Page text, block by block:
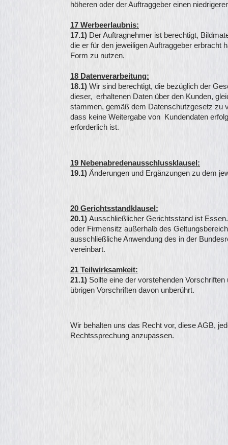
höheren oder der Auftraggeber einen
17 Werbeerlaubnis:
17.1) Der Auftragnehmer ist berechtigt,
die er für den jeweiligen Auftraggeber erbracht
Form zu nutzen.
18 Datenverarbeitung:
18.1) Wir sind berechtigt, die bezüglich der
dieser, erhaltenen Daten über den Kunden,
stammen, gemäß dem Datenschutzgesetz zu
dass keine Weitergabe von Kundendaten
erforderlich ist.
19 Nebenabredenausschlussklausel:
19.1) Änderungen und Ergänzungen zu dem
20 Gerichtsstandklausel:
20.1) Ausschließlicher Gerichtsstand ist
oder Firmensitz außerhalb des
ausschließliche Anwendung des in der
vereinbart.
21 Teilwirksamkeit:
21.1) Sollte eine der vorstehenden
übrigen Vorschriften davon unberührt.
Wir behalten uns das Recht vor, diese AGB,
Rechtssprechung anzupassen.